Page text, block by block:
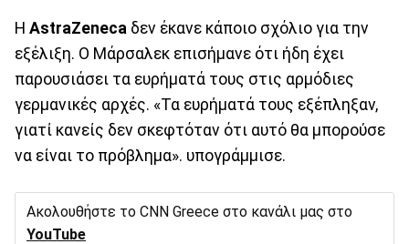
Η AstraZeneca δεν έκανε κάποιο σχόλιο για την
εξέλιξη. Ο Μάρσαλεκ επισήμανε ότι ήδη έχει
παρουσιάσει τα ευρήματά τους στις αρμόδιες
γερμανικές αρχές. «Τα ευρήματά τους εξέπληξαν,
γιατί κανείς δεν σκεφτόταν ότι αυτό θα μπορούσε
να είναι το πρόβλημα». υπογράμμισε.
Ακολουθήστε το CNN Greece στο κανάλι μας στο
YouTube